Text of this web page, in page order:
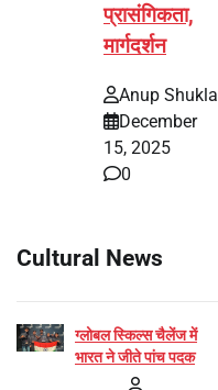
प्रासंगिकता,
मार्गदर्शन
Anup Shukla
December
15, 2025
0
Cultural News
ग्लोबल स्किल्स चैलेंज में
भारत ने जीते पांच पदक